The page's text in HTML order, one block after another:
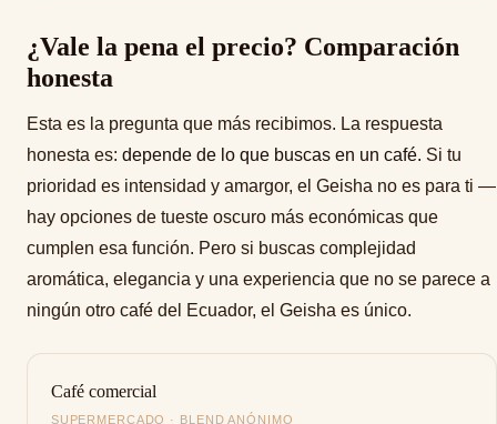
¿Vale la pena el precio? Comparación
honesta
Esta es la pregunta que más recibimos. La respuesta
honesta es: depende de lo que buscas en un café. Si tu
prioridad es intensidad y amargor, el Geisha no es para ti —
hay opciones de tueste oscuro más económicas que
cumplen esa función. Pero si buscas complejidad
aromática, elegancia y una experiencia que no se parece a
ningún otro café del Ecuador, el Geisha es único.
Café comercial
SUPERMERCADO · BLEND ANÓNIMO